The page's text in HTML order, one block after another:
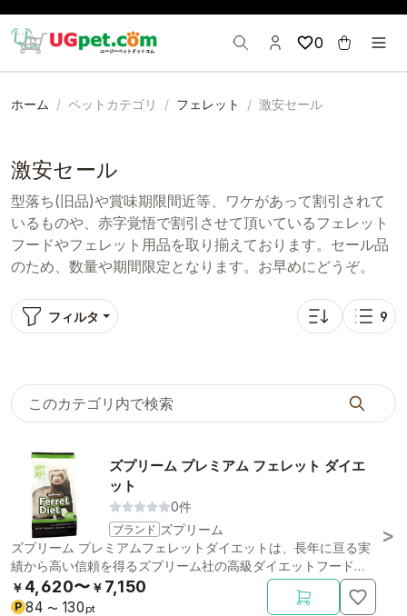
0
ホーム ペットカテゴリ フェレット 激安セール
激安セール
型落ち(旧品)や賞味期限間近等、ワケがあって割引されて
いるものや、赤字覚悟で割引させて頂いているフェレット
フードやフェレット用品を取り揃えております。セール品
のため、数量や期間限定となります。お早めにどうぞ。
フィルタ
並び替え: 人気順
表示
9
ズプリーム プレミアム フェレット ダイエ
ット
0件
ブランド ズプリーム
ズプリーム プレミアムフェレットダイエットは、長年に亘る実
績から高い信頼を得るズプリーム社の高級ダイエットフードで
す。
￥ 4,620〜 ￥ 7,150
P 84 〜 130 pt